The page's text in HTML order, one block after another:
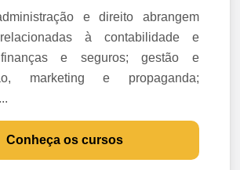
e direito abrangem
à contabilidade e
finanças e seguros; gestão e
marketing e propaganda;
Conheça os cursos